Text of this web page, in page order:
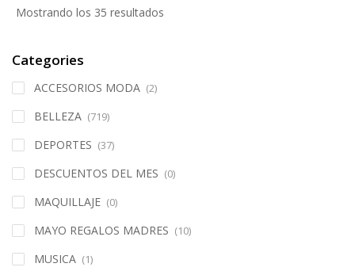
Mostrando los 35 resultados
Categories
ACCESORIOS MODA (2)
BELLEZA (719)
DEPORTES (37)
DESCUENTOS DEL MES (0)
MAQUILLAJE (0)
MAYO REGALOS MADRES (10)
MUSICA (1)